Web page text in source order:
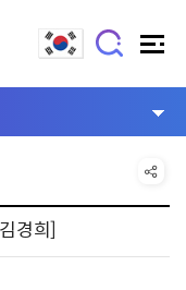
경희]